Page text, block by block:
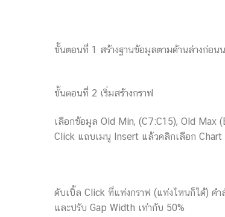
ขั้นตอนที่ 1 สร้างฐานข้อมูลตามด้านล่างก่อน
ขั้นตอนที่ 2 เริ่มสร้างกราฟ
เลือกข้อมูล Old Min, (C7:C15), Old Max
Click แถบเมนู Insert แล้วคลิกเลือก
ดับเบิ้ล Click ที่แท่งกราฟ (แท่งไหนก็ได้) ค
และปรับ Gap Width เท่ากับ 50%